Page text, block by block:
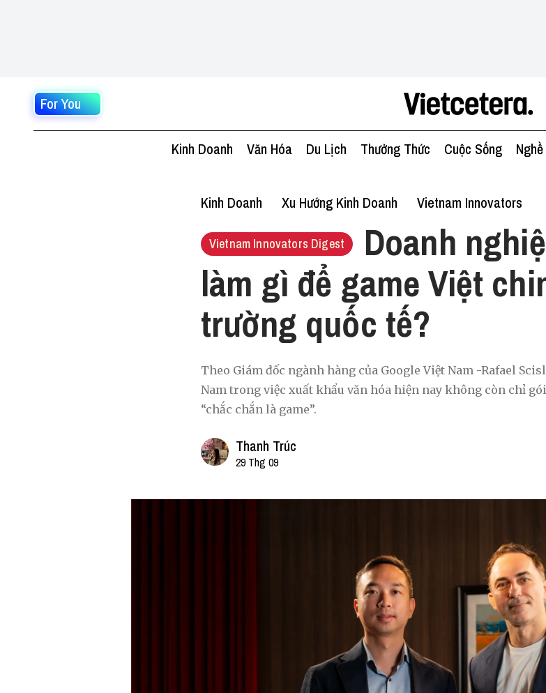
For You
Kinh Doanh Văn Hóa Du Lịch Thưởng Thức Cuộc Sống
Kinh Doanh Xu Hướng Kinh Doanh Vietnam Innovators
Vietnam Innovators Digest
Doanh
làm gì để game Việt
trường quốc tế?
Theo Giám đốc ngành hàng của Google Việt Nam -Rafael
Nam trong việc xuất khẩu văn hóa hiện nay không còn chỉ
“chắc chắn là game”.
Thanh Trúc
29 Thg 09